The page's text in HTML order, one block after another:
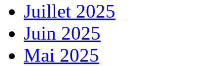
Juillet 2025
Juin 2025
Mai 2025